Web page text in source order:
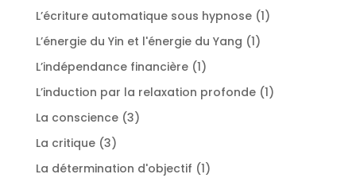
produits
L’écriture automatique sous hypnose 11
L’énergie du Yin et l'énergie du Yang 11
L’indépendance financière 11
produit
L’induction par la relaxation profonde 11
La conscience 33
La critique 33
produits
La détermination d'objectif 11